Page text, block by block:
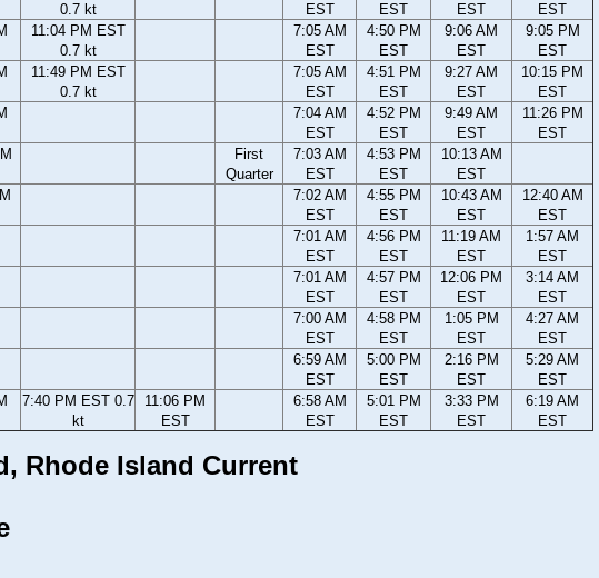
0.7 kt
EST
EST
EST
EST
11:04 PM EST
0.7 kt
7:05 AM
EST
4:50 PM
EST
9:06 AM
EST
9:05 PM
EST
11:49 PM EST
0.7 kt
7:05 AM
EST
4:51 PM
EST
9:27 AM
EST
10:15 PM
EST
7:04 AM
EST
4:52 PM
EST
9:49 AM
EST
11:26 PM
EST
First
Quarter
7:03 AM
EST
4:53 PM
EST
10:13 AM
EST
7:02 AM
EST
4:55 PM
EST
10:43 AM
EST
12:40 AM
EST
7:01 AM
EST
4:56 PM
EST
11:19 AM
EST
1:57 AM
EST
7:01 AM
EST
4:57 PM
EST
12:06 PM
EST
3:14 AM
EST
7:00 AM
EST
4:58 PM
EST
1:05 PM
EST
4:27 AM
EST
6:59 AM
EST
5:00 PM
EST
2:16 PM
EST
5:29 AM
EST
7:40 PM EST 0.7
kt
11:06 PM
EST
6:58 AM
EST
5:01 PM
EST
3:33 PM
EST
6:19 AM
EST
Rhode Island Current